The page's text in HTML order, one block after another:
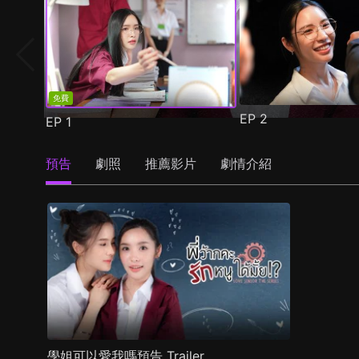
免費
EP1 EP2
預告 劇照 推薦影片 劇情介紹
學姐可以愛我嗎預告 Trailer